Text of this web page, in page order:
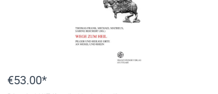
€53.00*